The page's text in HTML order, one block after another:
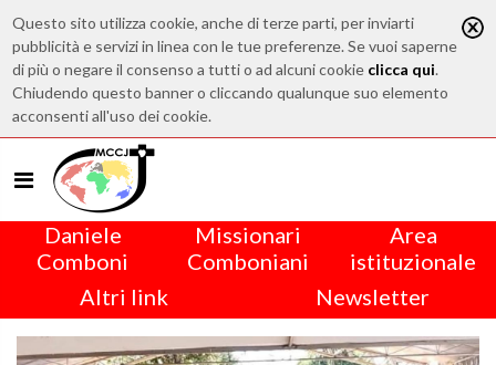
Questo sito utilizza cookie, anche di terze parti, per inviarti
pubblicità e servizi in linea con le tue preferenze. Se vuoi saperne
di più o negare il consenso a tutti o ad alcuni cookie clicca qui.
Chiudendo questo banner o cliccando qualunque suo elemento
acconsenti all'uso dei cookie.
Daniele
Comboni
Missionari
Comboniani
Area
istituzionale
Altri link
Newsletter